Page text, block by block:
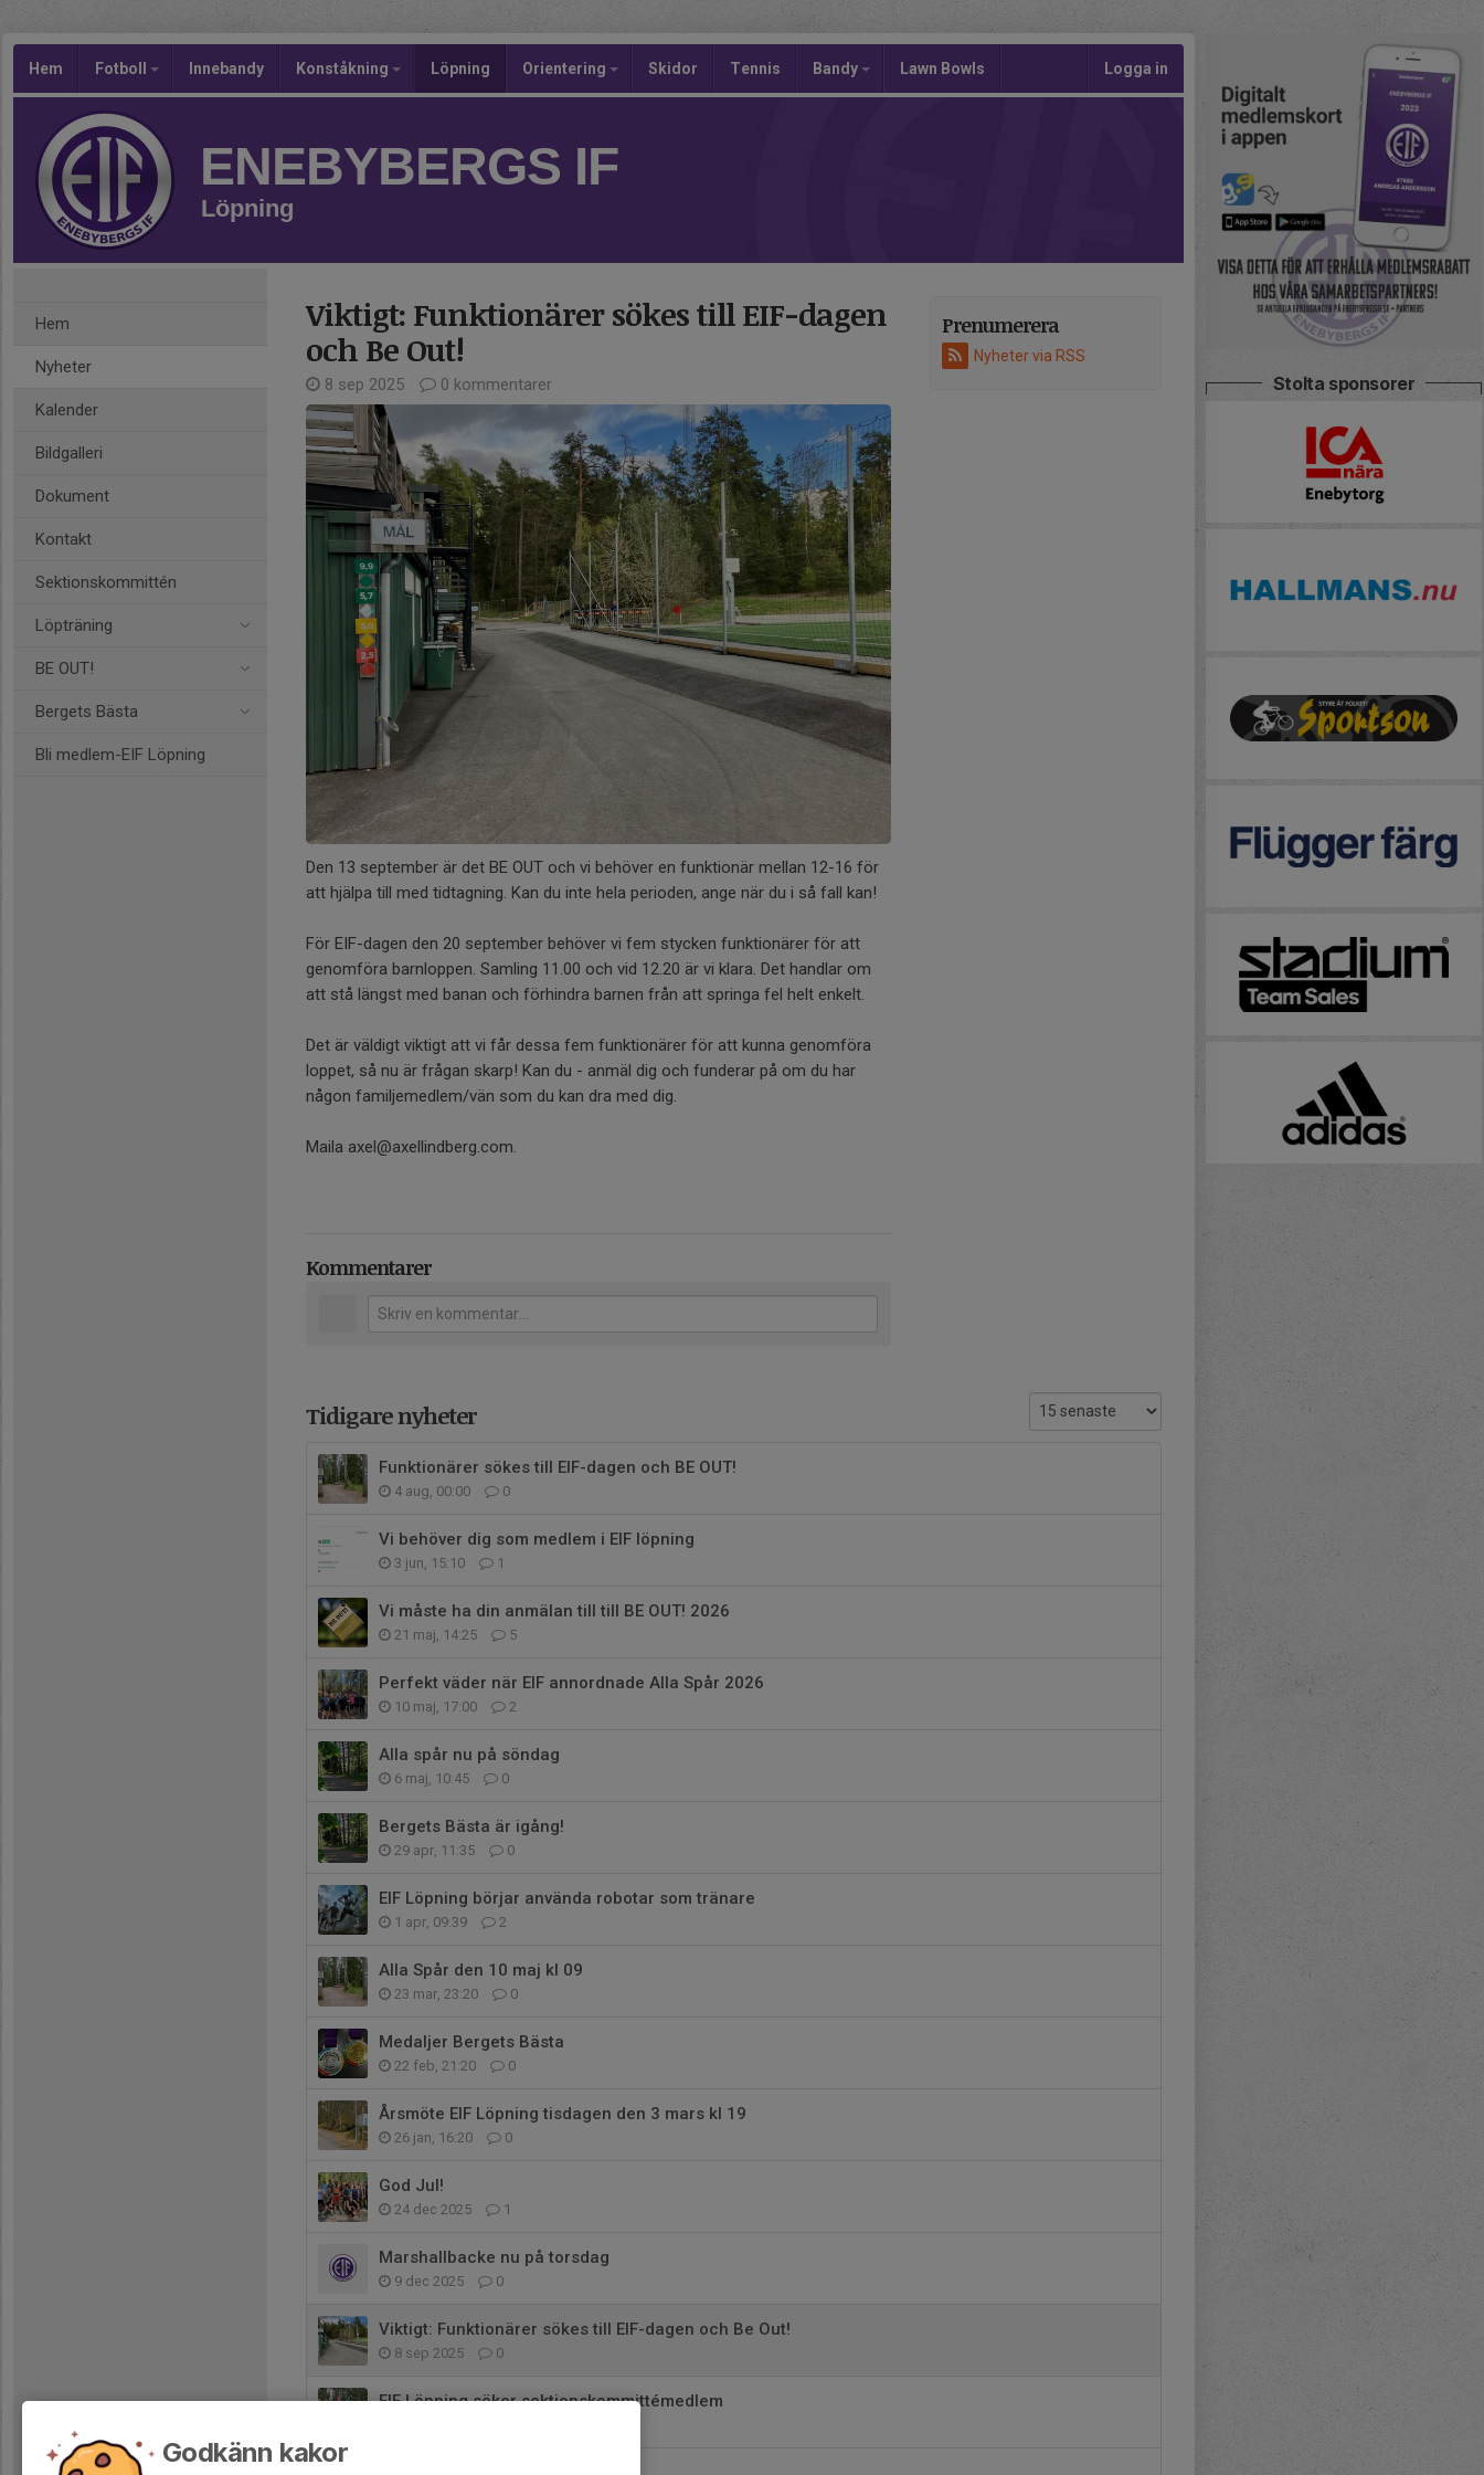
Hem Fotboll Innebandy Konståkning Löpning Orientering Skidor Tennis Bandy Lawn Bowls Logga in
ENEBYBERGS IF
Löpning
Hem
Nyheter
Kalender
Bildgalleri
Dokument
Kontakt
Sektionskommittén
Löpträning
BE OUT!
Bergets Bästa
Bli medlem-EIF Löpning
Prenumerera
Nyheter via RSS
Viktigt: Funktionärer sökes till EIF-dagen
och Be Out!
8 sep 2025 0 kommentarer
Den 13 september är det BE OUT och vi behöver en funktionär mellan 12-16 för
att hjälpa till med tidtagning. Kan du inte hela perioden, ange när du i så fall kan!
För EIF-dagen den 20 september behöver vi fem stycken funktionärer för att
genomföra barnloppen. Samling 11.00 och vid 12.20 är vi klara. Det handlar om
att stå längst med banan och förhindra barnen från att springa fel helt enkelt.
Det är väldigt viktigt att vi får dessa fem funktionärer för att kunna genomföra
loppet, så nu är frågan skarp! Kan du - anmäl dig och funderar på om du har
någon familjemedlem/vän som du kan dra med dig.
Maila axel@axellindberg.com.
Kommentarer
Tidigare nyheter
Funktionärer sökes till EIF-dagen och BE OUT!
4 aug, 00:00 0
Vi behöver dig som medlem i EIF löpning
3 jun, 15:10 1
Vi måste ha din anmälan till till BE OUT! 2026
21 maj, 14:25 5
Perfekt väder när EIF annordnade Alla Spår 2026
10 maj, 17:00 2
Alla spår nu på söndag
6 maj, 10:45 0
Bergets Bästa är igång!
29 apr, 11:35 0
EIF Löpning börjar använda robotar som tränare
1 apr, 09:39 2
Alla Spår den 10 maj kl 09
23 mar, 23:20 0
Medaljer Bergets Bästa
22 feb, 21:20 0
Årsmöte EIF Löpning tisdagen den 3 mars kl 19
26 jan, 16:20 0
God Jul!
24 dec 2025 1
Marshallbacke nu på torsdag
9 dec 2025 0
Viktigt: Funktionärer sökes till EIF-dagen och Be Out!
8 sep 2025 0
EIF Löpning söker sektionskommittémedlem
Stolta sponsorer
Godkänn kakor